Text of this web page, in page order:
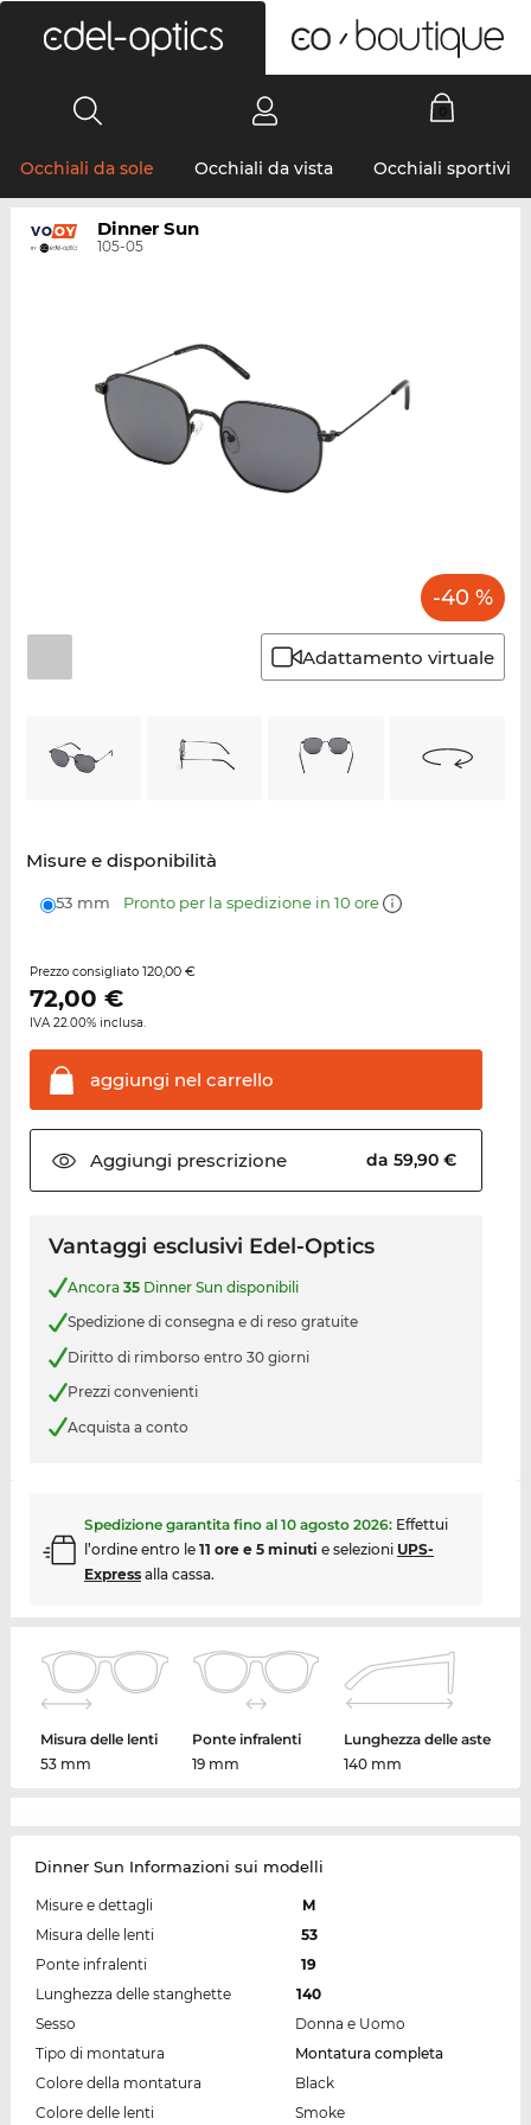
Occhiali da sole Occhiali da vista Occhiali sportivi
Dinner Sun
105-05
-40 %
Adattamento virtuale
Misure e disponibilità
53 mm Pronto per la spedizione in 10 ore
Prezzo consigliato 120,00 €
72,00 €
IVA 22.00% inclusa.
aggiungi nel carrello
Aggiungi prescrizione da 59,90 €
Vantaggi esclusivi Edel-Optics
Ancora 35Dinner Sun disponibili
Spedizione di consegna e di reso gratuite
Diritto di rimborso entro 30 giorni
Prezzi convenienti
Acquista a conto
Spedizione garantita fino al 10 agosto 2026: Effettui
l’ordine entro le 11 ore e 5 minuti e selezioni UPS-
Expressalla cassa.
Misura delle lenti
53 mm
Ponte infralenti
19 mm
Lunghezza delle aste
140 mm
Dinner Sun Informazioni sui modelli
Misure e dettagli
M
Misura delle lenti
53
Ponte infralenti
19
Lunghezza delle stanghette
140
Sesso
Donna e Uomo
Tipo di montatura
Montatura completa
Colore della montatura
Black
Colore delle lenti
Smoke